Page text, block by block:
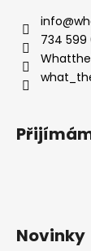
info@
734 599
Novinky